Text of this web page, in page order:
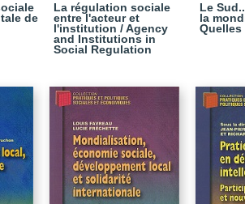
de
La régulation sociale
entre l'acteur et
l'institution / Agency
and Institutions in
Social Regulation
Le
la